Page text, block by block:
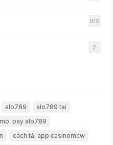
919
2
alo789
alo789 tại
pay alo789
cách tải app casinomcw